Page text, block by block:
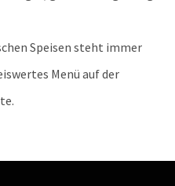
Speisen steht immer
Menü auf der